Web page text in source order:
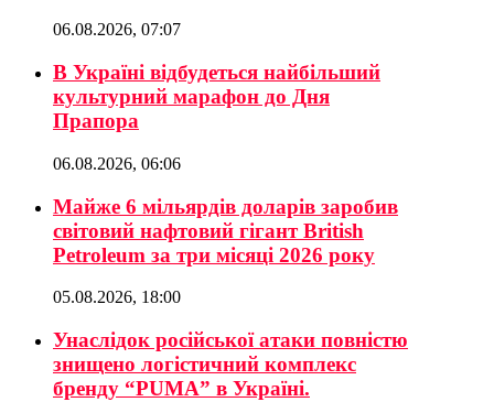
06.08.2026, 07:07
В Україні відбудеться найбільший
культурний марафон до Дня
Прапора
06.08.2026, 06:06
Майже 6 мільярдів доларів заробив
світовий нафтовий гігант British
Petroleum за три місяці 2026 року
05.08.2026, 18:00
Унаслідок російської атаки повністю
знищено логістичний комплекс
бренду “PUMA” в Україні.